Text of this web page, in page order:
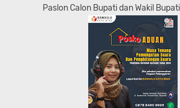
Paslon Calon Bupati dan Wakil